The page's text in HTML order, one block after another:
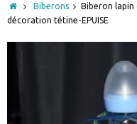
Accueil
Biberons
Biberon lapin
décoration tétine-EPUISE